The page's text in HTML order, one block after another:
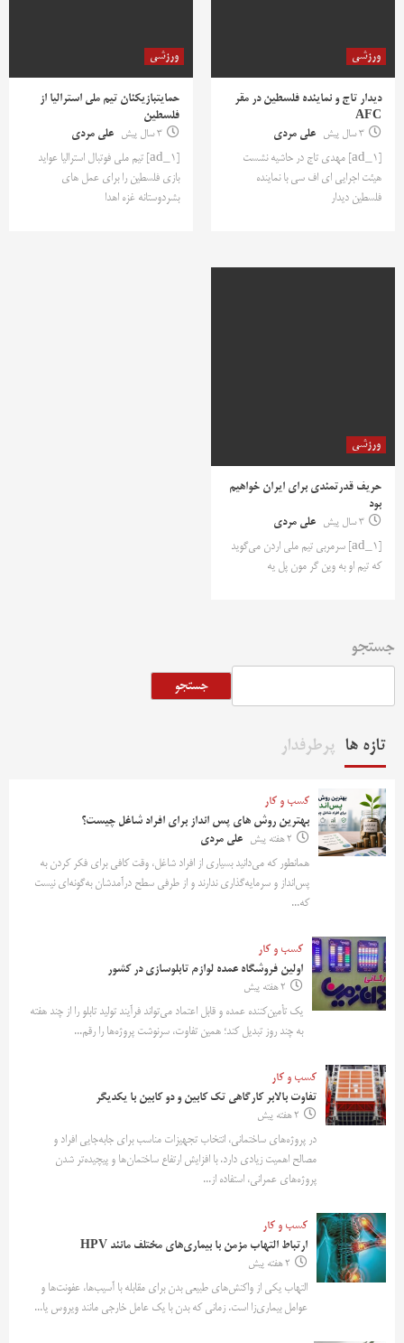
ورزشی
دیدار تاج و نماینده فلسطین در مقر
AFC
3 سال پیش
علی مردی
[ad_1] مهدی تاج در حاشیه نشست
هیئت اجرایی ای اف سی با نماینده
فلسطین دیدار
ورزشی
حمایتبازیکنان تیم ملی استرالیا از
فلسطین
3 سال پیش
علی مردی
[ad_1] تیم ملی فوتبال استرالیا عواید
بازی فلسطین را برای عمل های
بشردوستانه غزه اهدا
ورزشی
حریف قدرتمندی برای ایران خواهیم
بود
3 سال پیش
علی مردی
[ad_1] سرمربی تیم ملی اردن می‌گوید
که تیم او به وین گر مون پل یه
جستجو
جستجو
تازه ها پرطرفدار
کسب و کار
بهترین روش‌ های پس‌ انداز برای افراد شاغل چیست؟
2 هفته پیش
علی مردی
همانطور که می‌دانید بسیاری از افراد شاغل، وقت کافی برای فکر کردن به
پس‌انداز و سرمایه‌گذاری ندارند و از طرفی سطح درآمدشان به‌گونه‌ای نیست
که...
کسب و کار
اولین فروشگاه عمده لوازم تابلوسازی در کشور
2 هفته پیش
یک تأمین‌کننده عمده و قابل اعتماد می‌تواند فرآیند تولید تابلو را از چند هفته
به چند روز تبدیل کند؛ همین تفاوت، سرنوشت پروژه‌ها را رقم...
کسب و کار
تفاوت بالابر کارگاهی تک کابین و دو کابین با یکدیگر
2 هفته پیش
در پروژه‌های ساختمانی، انتخاب تجهیزات مناسب برای جابه‌جایی افراد و
مصالح اهمیت زیادی دارد. با افزایش ارتفاع ساختمان‌ها و پیچیده‌تر شدن
پروژه‌های عمرانی، استفاده از...
کسب و کار
ارتباط التهاب مزمن با بیماری‌های مختلف مانند HPV
2 هفته پیش
التهاب یکی از واکنش‌های طبیعی بدن برای مقابله با آسیب‌ها، عفونت‌ها و
عوامل بیماری‌زا است. زمانی که بدن با یک عامل خارجی مانند ویروس یا...